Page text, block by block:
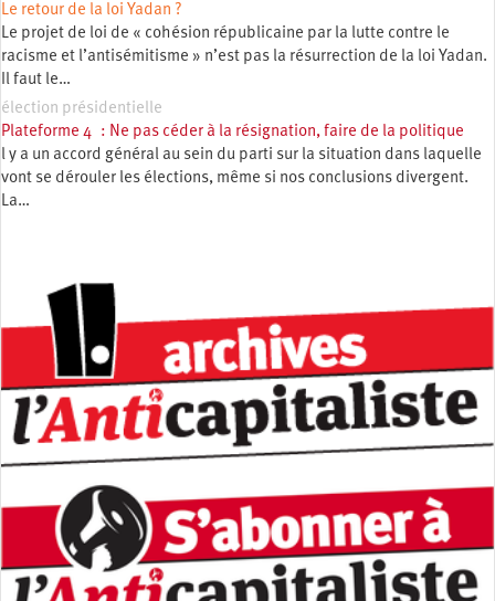
Le retour de la loi Yadan ?
Le projet de loi de « cohésion républicaine par la lutte contre le
racisme et l’antisémitisme » n’est pas la résurrection de la loi Yadan.
Il faut le…
élection présidentielle
Plateforme 4 : Ne pas céder à la résignation, faire de la politique
l y a un accord général au sein du parti sur la situation dans laquelle
vont se dérouler les élections, même si nos conclusions divergent.
La…